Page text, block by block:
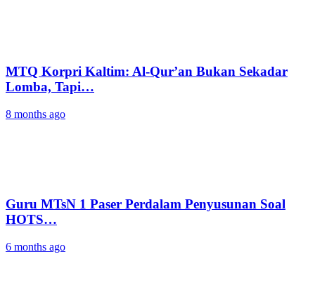
MTQ Korpri Kaltim: Al-Qur’an Bukan Sekadar
Lomba, Tapi…
8 months ago
Guru MTsN 1 Paser Perdalam Penyusunan Soal
HOTS…
6 months ago